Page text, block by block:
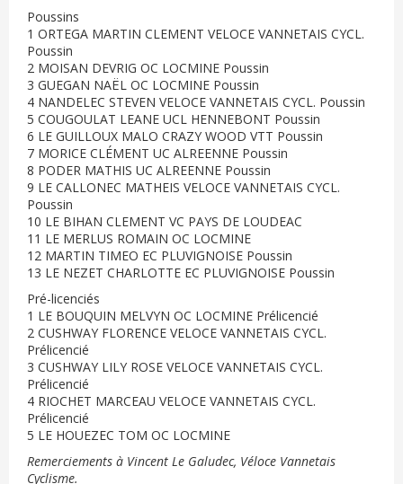
Poussins
1 ORTEGA MARTIN CLEMENT VELOCE VANNETAIS CYCL.
Poussin
2 MOISAN DEVRIG OC LOCMINE Poussin
3 GUEGAN NAËL OC LOCMINE Poussin
4 NANDELEC STEVEN VELOCE VANNETAIS CYCL. Poussin
5 COUGOULAT LEANE UCL HENNEBONT Poussin
6 LE GUILLOUX MALO CRAZY WOOD VTT Poussin
7 MORICE CLÉMENT UC ALREENNE Poussin
8 PODER MATHIS UC ALREENNE Poussin
9 LE CALLONEC MATHEIS VELOCE VANNETAIS CYCL.
Poussin
10 LE BIHAN CLEMENT VC PAYS DE LOUDEAC
11 LE MERLUS ROMAIN OC LOCMINE
12 MARTIN TIMEO EC PLUVIGNOISE Poussin
13 LE NEZET CHARLOTTE EC PLUVIGNOISE Poussin
Pré-licenciés
1 LE BOUQUIN MELVYN OC LOCMINE Prélicencié
2 CUSHWAY FLORENCE VELOCE VANNETAIS CYCL.
Prélicencié
3 CUSHWAY LILY ROSE VELOCE VANNETAIS CYCL.
Prélicencié
4 RIOCHET MARCEAU VELOCE VANNETAIS CYCL.
Prélicencié
5 LE HOUEZEC TOM OC LOCMINE
Remerciements à Vincent Le Galudec, Véloce Vannetais
Cyclisme.